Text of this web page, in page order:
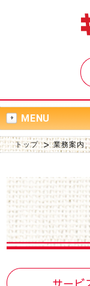
MENU
トップ 業務案内